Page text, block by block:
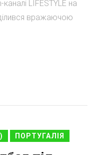
каналі LIFESTYLE на
вражаючою
ПОРТУГАЛІЯ